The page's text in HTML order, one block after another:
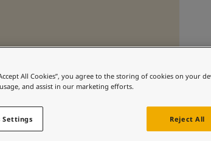
All Cookies”, you agree to the storing of cookies on your
and assist in our marketing efforts.
Reject All
Settings